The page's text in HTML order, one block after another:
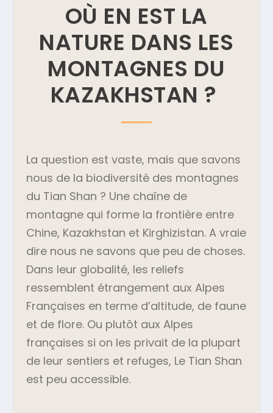
OÙ EN EST LA
NATURE DANS LES
MONTAGNES DU
KAZAKHSTAN ?
La question est vaste, mais que savons
nous de la biodiversité des montagnes
du Tian Shan ? Une chaîne de
montagne qui forme la frontière entre
Chine, Kazakhstan et Kirghizistan. A vraie
dire nous ne savons que peu de choses.
Dans leur globalité, les reliefs
ressemblent étrangement aux Alpes
Françaises en terme d’altitude, de faune
et de flore. Ou plutôt aux Alpes
françaises si on les privait de la plupart
de leur sentiers et refuges, Le Tian Shan
est peu accessible.